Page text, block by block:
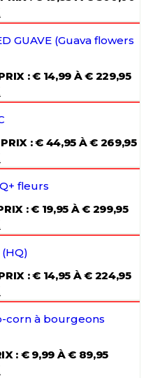
GUAVE (Guava flowers
: € 14,99 À € 229,95
PRIX : € 44,95 À € 269,95
fleurs
: € 19,95 À € 299,95
: € 14,95 À € 224,95
corn à bourgeons
: € 9,99 À € 89,95